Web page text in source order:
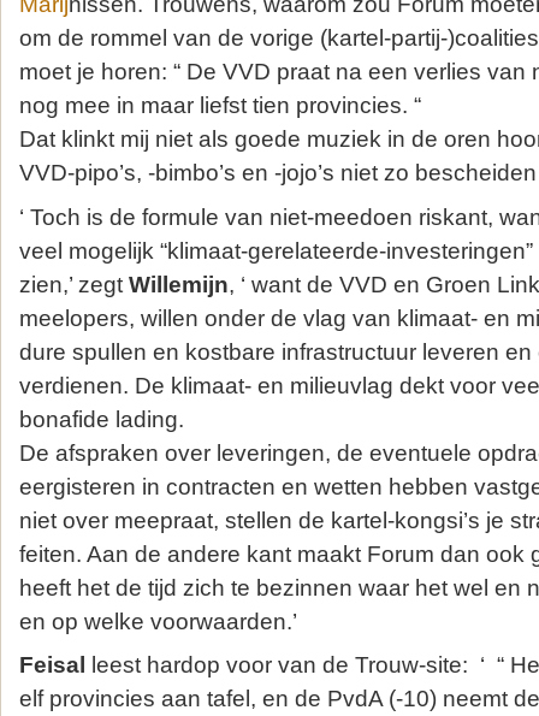
om de rommel van de vorige (kartel-partij-
moet je horen: “ De VVD praat na een verlies van
nog mee in maar liefst tien provincies. “
Dat klinkt mij niet als goede muziek in de oren
VVD-pipo’s, -bimbo’s en -jojo’s niet zo
‘ Toch is de formule van niet-meedoen riskant,
veel mogelijk “klimaat-gerelateerde-
zien,’ zegt Willemijn, ‘ want de VVD en Groen
meelopers, willen onder de vlag van klimaat- en
dure spullen en kostbare infrastructuur leveren en
verdienen. De klimaat- en milieuvlag dekt voor
bonafide lading.
De afspraken over leveringen, de eventuele
eergisteren in contracten en wetten hebben
niet over meepraat, stellen de kartel-kongsi’s je
feiten. Aan de andere kant maakt Forum dan ook
heeft het de tijd zich te bezinnen waar het wel en
en op welke voorwaarden.’
Feisal
leest hardop voor van de Trouw-site: ‘ “
elf provincies aan tafel, en de PvdA (-10) neemt